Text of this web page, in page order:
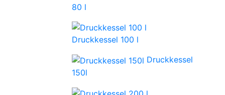
80 l
Druckkessel 100 l
Druckkessel
150l